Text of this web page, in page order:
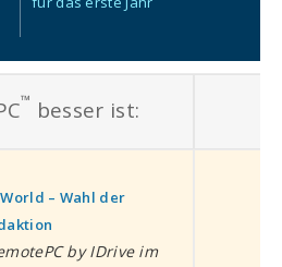
™ besser ist:
World – Wahl der
by IDrive im